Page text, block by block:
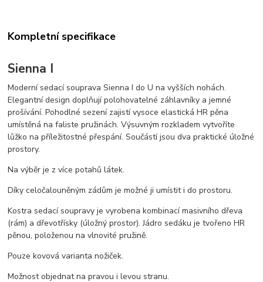
Kompletní specifikace
Sienna I
Moderní sedací souprava Sienna I do U na vyšších nohách.
Elegantní design doplňují polohovatelné záhlavníky a jemné
prošívání. Pohodlné sezení zajistí vysoce elastická HR pěna
umístěná na faliste pružinách. Výsuvným rozkladem vytvoříte
lůžko na příležitostné přespání. Součástí jsou dva praktické úložné
prostory.
Na výběr je z více potahů látek.
Díky celočalouněným zádům je možné ji umístit i do prostoru.
Kostra sedací soupravy je vyrobena kombinací masivního dřeva
(rám) a dřevotřísky (úložný prostor). Jádro sedáku je tvořeno HR
pěnou, položenou na vlnovité pružině.
Pouze kovová varianta nožiček.
Možnost objednat na pravou i levou stranu.